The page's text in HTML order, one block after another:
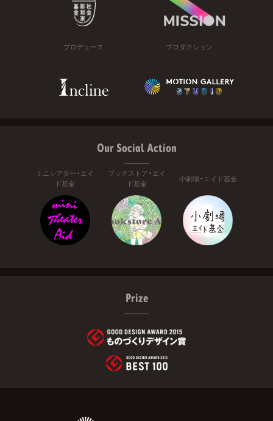
プロデュース プロダクション
Our Social Action
ミニシアター・エイ
ド基金
ブックストア・エイ
ド基金
小劇場・エイド基金
Prize